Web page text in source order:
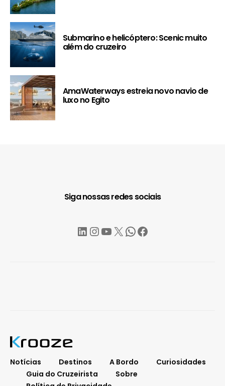
Submarino e helicóptero: Scenic muito
além do cruzeiro
AmaWaterways estreia novo navio de
luxo no Egito
Siga nossas redes sociais
LinkedIn
Instagram
YouTube
X WhatsApp
Facebook
Notícias Destinos A Bordo
Curiosidades
Guia do Cruzeirista
Sobre